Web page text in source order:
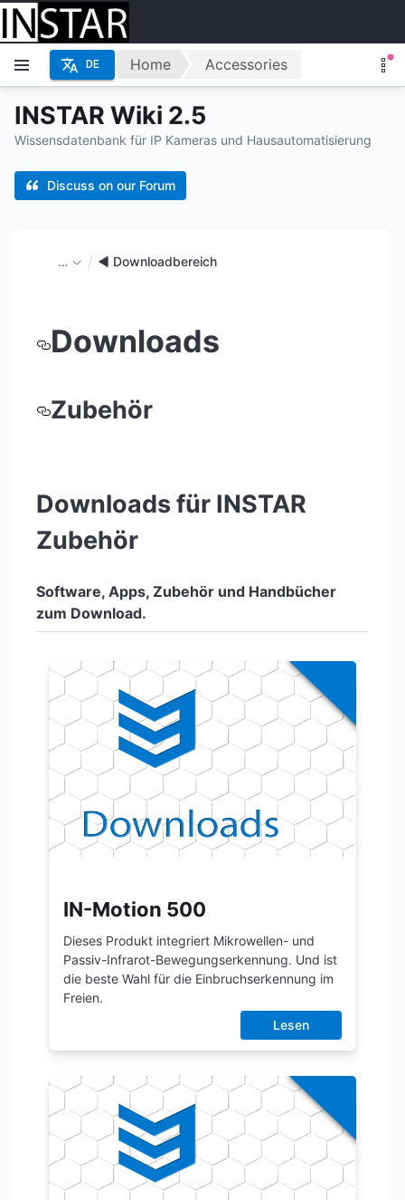
INSTAR Wiki 2.5
Wissensdatenbank für IP Kameras und Hausautomatisierung
Discuss on our Forum
DE Home Accessories
… ◄ Downloadbereich
Downloads
Zubehör
Downloads für INSTAR
Zubehör
Software, Apps, Zubehör und Handbücher
zum Download.
IN-Motion 500
Dieses Produkt integriert Mikrowellen- und
Passiv-Infrarot-Bewegungserkennung. Und ist
die beste Wahl für die Einbruchserkennung im
Freien.
Lesen